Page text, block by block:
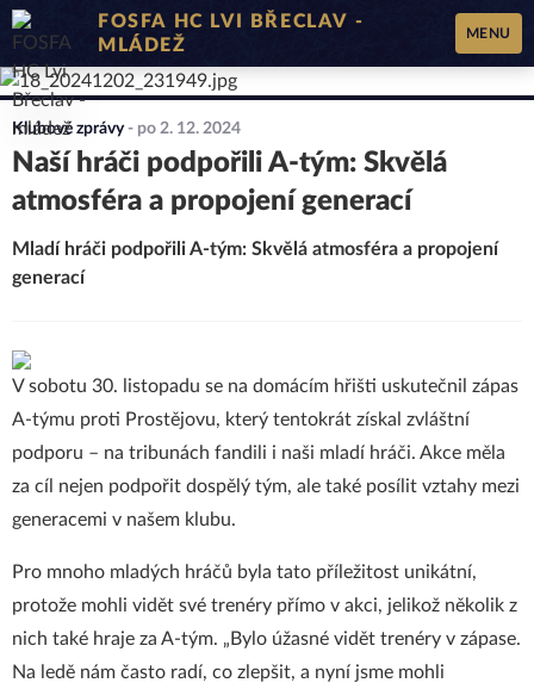
FOSFA HC LVI BŘECLAV -
MLÁDEŽ
MENU
Klubové zprávy- po 2. 12. 2024
Naší hráči podpořili A-tým: Skvělá
atmosféra a propojení generací
Mladí hráči podpořili A-tým: Skvělá atmosféra a propojení
generací
V sobotu 30. listopadu se na domácím hřišti uskutečnil zápas
A-týmu proti Prostějovu, který tentokrát získal zvláštní
podporu – na tribunách fandili i naši mladí hráči. Akce měla
za cíl nejen podpořit dospělý tým, ale také posílit vztahy mezi
generacemi v našem klubu.
Pro mnoho mladých hráčů byla tato příležitost unikátní,
protože mohli vidět své trenéry přímo v akci, jelikož několik z
nich také hraje za A-tým. „Bylo úžasné vidět trenéry v zápase.
Na ledě nám často radí, co zlepšit, a nyní jsme mohli